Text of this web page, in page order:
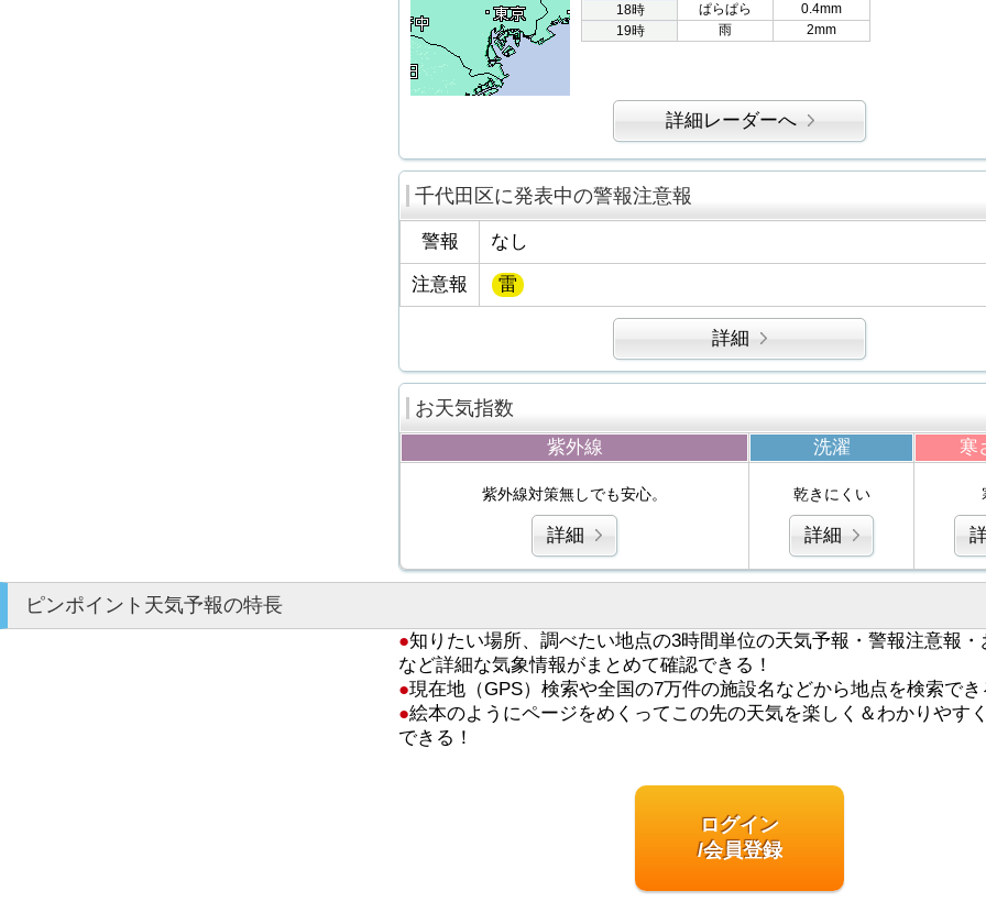
18時
ぱらぱら
0.4mm
19時
雨 2mm
詳細レーダーへ
千代田区に発表中の警報注意報
警報 なし
注意報 雷
詳細
お天気指数
紫外線 洗濯 寒
紫外線対策無しでも安心。
詳細
乾きにくい
詳細
ピンポイント天気予報の特長
●知りたい場所、調べたい地点の3時間単位の天気予報・警報注意報・
など詳細な気象情報がまとめて確認できる！
●現在地（GPS）検索や全国の7万件の施設名などから地点を検索でき
●絵本のようにページをめくってこの先の天気を楽しく＆わかりやす
できる！
ログイン
/会員登録